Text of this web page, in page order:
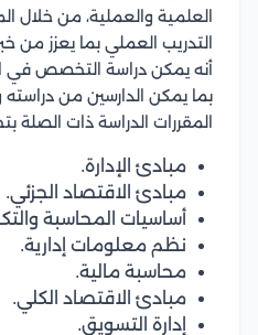
العلمية والعملية، من خلال
التدريب العملي بما يعزز من
أنه يمكن دراسة التخصص في
بما يمكن الدارسين من دراسته
المقررات الدراسة ذات الصلة
مبادئ الإدارة.
مبادئ الاقتصاد الجزئي.
أساسيات المحاسبة
نظم معلومات إدارية.
محاسبة مالية.
مبادئ الاقتصاد الكلي.
إدارة التسويق.